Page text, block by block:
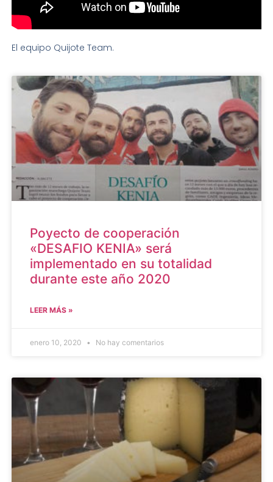
El equipo Quijote Team.
Poyecto de cooperación
«DESAFIO KENIA» será
implementado en su totalidad
durante este año 2020
LEER MÁS »
enero 10, 2020 No hay comentarios